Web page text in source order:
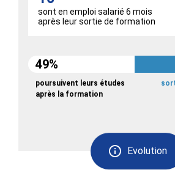
Evolution
sont en emploi salarié 6 mois
après leur sortie de formation
49%
poursuivent leurs études
après la formation